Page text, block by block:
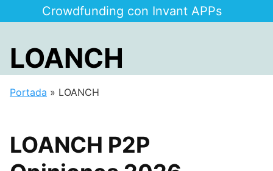
al
Crowdfunding con Invant APPs
LOANCH
Portada » LOANCH
LOANCH P2P